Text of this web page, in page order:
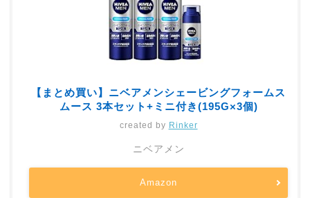
【まとめ買い】ニベアメンシェービングフォームス
ムース 3本セット+ミニ付き(195G×3個)
created by Rinker
ニベアメン
Amazon